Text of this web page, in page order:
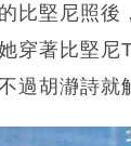
比堅尼照
穿著比堅
過胡瀞詩就